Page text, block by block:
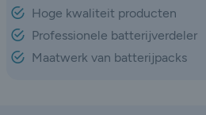
Hoge kwaliteit producten
Professionele batterijverdeler
Maatwerk van batterijpacks